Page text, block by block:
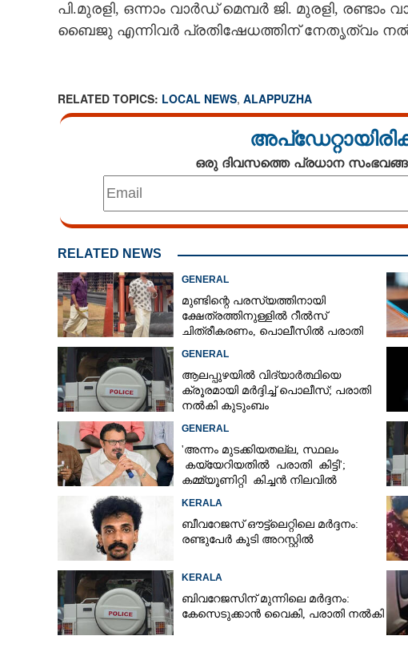
CONTACT USപി.മുരളി, ഒന്നാം വാർഡ് മെമ്പർ ജി. മുരളി,
ബൈജു എന്നിവർ പ്രതിഷേധത്തിന് നേതൃത്വം
RELATED TOPICS: LOCAL NEWS, ALAPPUZHA
ഒരു ദിവസത്തെ പ്രധാന
RELATED NEWS
GENERAL
മുണ്ടിന്റെ പരസ്യത്തിനായി
ക്ഷേത്രത്തിനുള്ളിൽ റീൽസ്
ചിത്രീകരണം, പൊലീസിൽ പരാതി
GENERAL
ആലപ്പുഴയിൽ വിദ്യാർത്ഥിയെ
ക്രൂരമായി മർദ്ദിച്ച് പൊലീസ്; പരാതി
നൽകി കുടുംബം
GENERAL
'അന്നം മുടക്കിയതല്ല, സ്ഥലം
കയ്യേറിയതിൽ പരാതി കിട്ടി';
കമ്മ്യൂണിറ്റി കിച്ചൻ നിലവിൽ
KERALA
ബീവറേജസ് ഔട്ട്‌ലെറ്റിലെ മർദ്ദനം:
രണ്ടുപേർ കൂടി അറസ്റ്റിൽ
KERALA
ബിവറേജസിന് മുന്നിലെ മർദ്ദനം:
കേസെടുക്കാൻ വൈകി, പരാതി നൽകി